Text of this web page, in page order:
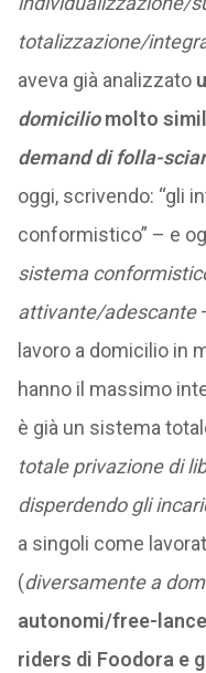
totalizzazione/
aveva già analizzato
domiciliomolto
demand di folla-
oggi, scrivendo: “gli
conformistico” – e
sistema
attivante/adescante
lavoro a domicilio in
hanno il massimo
è già un sistema
totale privazione di
disperdendo gli
a singoli come
(diversamente a
autonomi/free-
riders di Foodora e